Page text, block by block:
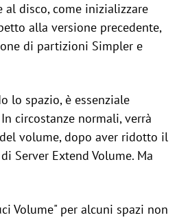
disco, come inizializzare
alla versione precedente,
di partizioni Simpler e
lo spazio, è essenziale
circostanze normali, verrà
volume, dopo aver ridotto il
Server Extend Volume. Ma
Volume" per alcuni spazi non